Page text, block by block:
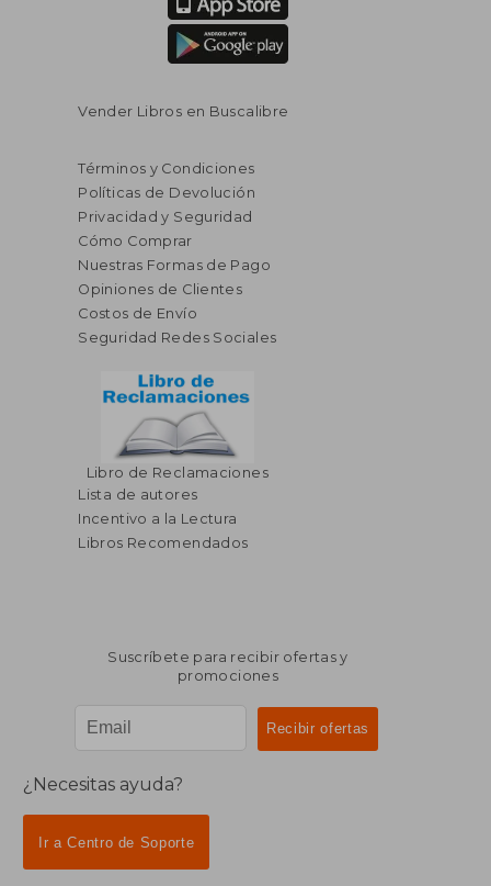
45%
dcto.
$ 77.73
$ 42.75
Vender Libros en Buscalibre
Términos y Condiciones
Políticas de Devolución
Privacidad y Seguridad
Cómo Comprar
Nuestras Formas de Pago
Opiniones de Clientes
Costos de Envío
Seguridad Redes Sociales
Libro de Reclamaciones
Lista de autores
Incentivo a la Lectura
Libros Recomendados
Suscríbete para recibir ofertas y
promociones
¿Necesitas ayuda?
Ir a Centro de Soporte